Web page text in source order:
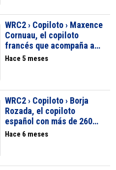
WRC2 › Copiloto › Maxence
Cornuau, el copiloto
francés que acompaña a
Mattéo Chatillon en el
Hace 5 meses
WRC2 › Copiloto › Borja
Rozada, el copiloto
español con más de 260
rallyes y experiencia en el
Hace 6 meses